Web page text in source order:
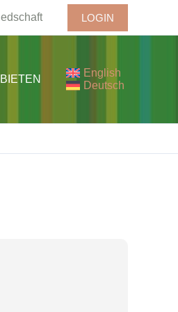
LOGIN
English
Deutsch